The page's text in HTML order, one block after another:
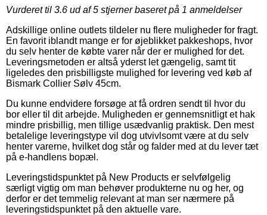
Vurderet til 3.6 ud af 5 stjerner baseret på 1 anmeldelser
Adskillige online outlets tildeler nu flere muligheder for fragt.
En favorit iblandt mange er for øjeblikket pakkeshops, hvor
du selv henter de købte varer når der er mulighed for det.
Leveringsmetoden er altså yderst let gængelig, samt tit
ligeledes den prisbilligste mulighed for levering ved køb af
Bismark Collier Sølv 45cm.
Du kunne endvidere forsøge at få ordren sendt til hvor du
bor eller til dit arbejde. Muligheden er gennemsnitligt et hak
mindre prisbillig, men tillige usædvanlig praktisk. Den mest
betalelige leveringstype vil dog utvivlsomt være at du selv
henter varerne, hvilket dog står og falder med at du lever tæt
på e-handlens bopæl.
Leveringstidspunktet på New Products er selvfølgelig
særligt vigtig om man behøver produkterne nu og her, og
derfor er det temmelig relevant at man ser nærmere på
leveringstidspunktet på den aktuelle vare.